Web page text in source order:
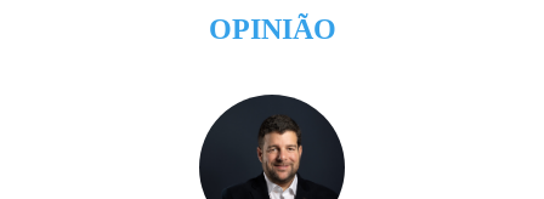
OPINIÃO